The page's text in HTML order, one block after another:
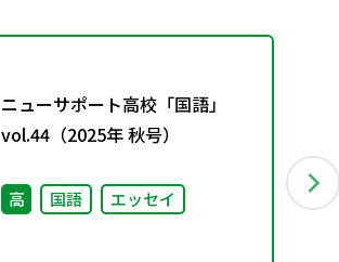
ニューサポート高校「国語」
vol.44（2025年 秋号）
高 国語 エッセイ